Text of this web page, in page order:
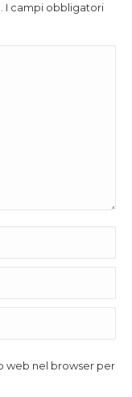
I campi obbligatori
web nel browser per